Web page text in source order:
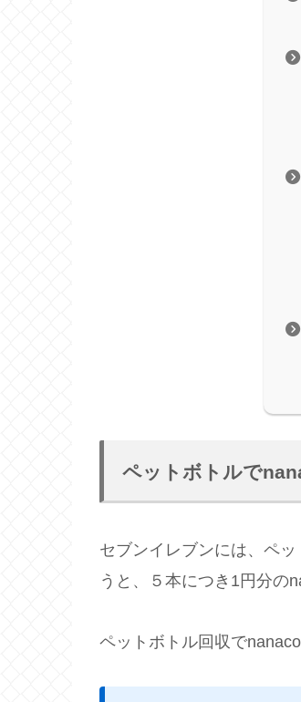
ペットボトルで
セブンイレブンには、ペ
うと、５本につき1円分の
ペットボトル回収で